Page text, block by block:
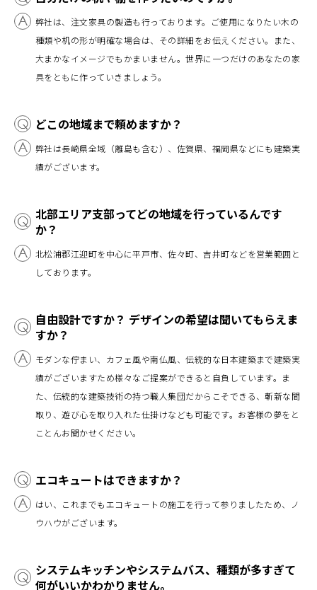
弊社は、注文家具の製造も行っております。ご使用になりたい木の
種類や机の形が明確な場合は、その詳細をお伝えください。また、
大まかなイメージでもかまいません。世界に一つだけのあなたの家
具をともに作っていきましょう。
どこの地域まで頼めますか？
弊社は長崎県全域（離島も含む）、佐賀県、福岡県などにも建築実
績がございます。
北部エリア支部ってどの地域を行っているんです
か？
北松浦郡江迎町を中心に平戸市、佐々町、吉井町などを営業範囲と
しております。
自由設計ですか？ デザインの希望は聞いてもらえま
すか？
モダンな佇まい、カフェ風や南仏風、伝統的な日本建築まで建築実
績がございますため様々なご提案ができると自負しています。ま
た、伝統的な建築技術の持つ職人集団だからこそできる、斬新な間
取り、遊び心を取り入れた仕掛けなども可能です。お客様の夢をと
ことんお聞かせください。
エコキュートはできますか？
はい、これまでもエコキュートの施工を行って参りましたため、ノ
ウハウがございます。
システムキッチンやシステムバス、種類が多すぎて
何がいいかわかりません。